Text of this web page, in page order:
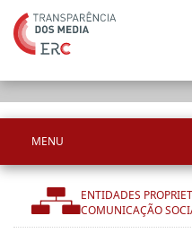
MENU
ENTIDADES
COMUNICAÇÃO